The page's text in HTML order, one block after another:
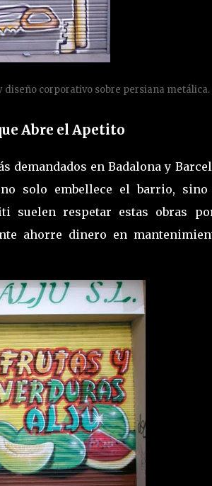
diseño corporativo sobre persiana metálica.
Abre el Apetito
demandados en Badalona y
solo embellece el barrio, sino
suelen respetar estas obras
ahorre dinero en